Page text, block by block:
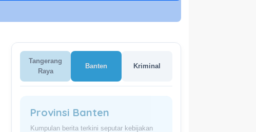
Tangerang
Raya
Banten Kriminal
Provinsi Banten
Kumpulan berita terkini seputar kebijakan